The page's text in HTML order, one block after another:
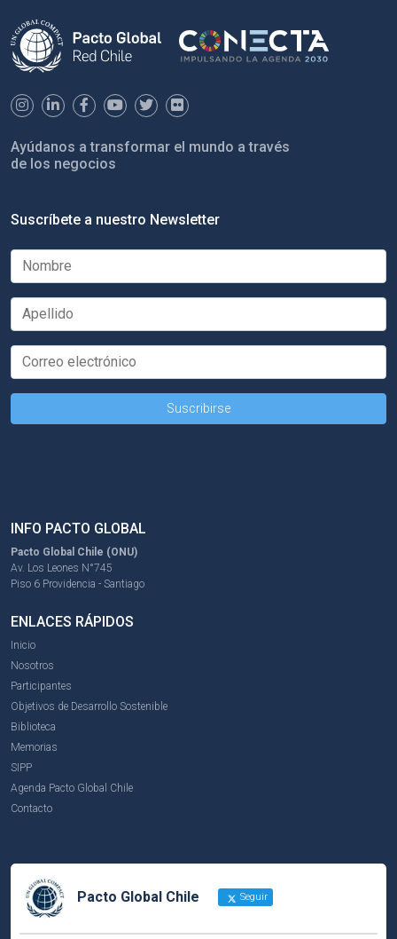
Ayúdanos a transformar el mundo a través
de los negocios
Suscríbete a nuestro Newsletter
INFO PACTO GLOBAL
Pacto Global Chile (ONU)
Av. Los Leones N°745
Piso 6 Providencia - Santiago
ENLACES RÁPIDOS
Inicio
Nosotros
Participantes
Objetivos de Desarrollo Sostenible
Biblioteca
Memorias
SIPP
Agenda Pacto Global Chile
Contacto
Pacto Global Chile Seguir